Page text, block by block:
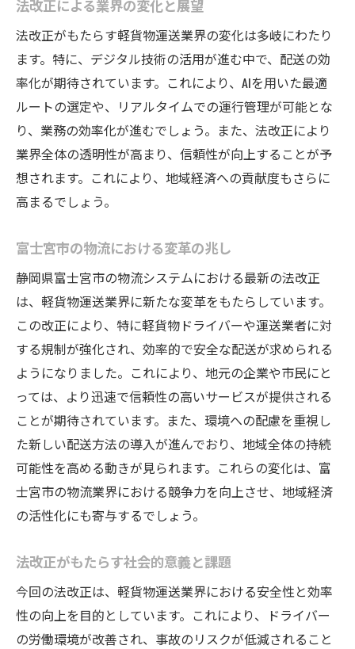
法改正による業界の変化と展望
法改正がもたらす軽貨物運送業界の変化は多岐にわたり
ます。特に、デジタル技術の活用が進む中で、配送の効
率化が期待されています。これにより、AIを用いた最適
ルートの選定や、リアルタイムでの運行管理が可能とな
り、業務の効率化が進むでしょう。また、法改正により
業界全体の透明性が高まり、信頼性が向上することが予
想されます。これにより、地域経済への貢献度もさらに
高まるでしょう。
富士宮市の物流における変革の兆し
静岡県富士宮市の物流システムにおける最新の法改正
は、軽貨物運送業界に新たな変革をもたらしています。
この改正により、特に軽貨物ドライバーや運送業者に対
する規制が強化され、効率的で安全な配送が求められる
ようになりました。これにより、地元の企業や市民にと
っては、より迅速で信頼性の高いサービスが提供される
ことが期待されています。また、環境への配慮を重視し
た新しい配送方法の導入が進んでおり、地域全体の持続
可能性を高める動きが見られます。これらの変化は、富
士宮市の物流業界における競争力を向上させ、地域経済
の活性化にも寄与するでしょう。
法改正がもたらす社会的意義と課題
今回の法改正は、軽貨物運送業界における安全性と効率
性の向上を目的としています。これにより、ドライバー
の労働環境が改善され、事故のリスクが低減されること